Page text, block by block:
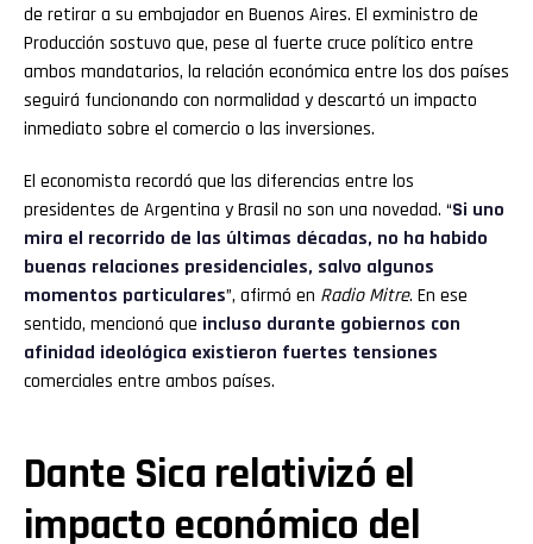
de retirar a su embajador en Buenos Aires. El exministro de
Producción sostuvo que, pese al fuerte cruce político entre
ambos mandatarios, la relación económica entre los dos países
seguirá funcionando con normalidad y descartó un impacto
inmediato sobre el comercio o las inversiones.
El economista recordó que las diferencias entre los
presidentes de Argentina y Brasil no son una novedad. “Si uno
mira el recorrido de las últimas décadas, no ha habido
buenas relaciones presidenciales, salvo algunos
momentos particulares”, afirmó en Radio Mitre. En ese
sentido, mencionó que incluso durante gobiernos con
afinidad ideológica existieron fuertes tensiones
comerciales entre ambos países.
Dante Sica relativizó el
impacto económico del